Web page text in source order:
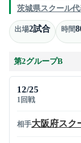
茨城県スクール
出場2試合 時間
第2グループB
12/25
1回戦
相手大阪府スク